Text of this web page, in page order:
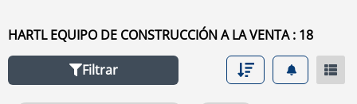
uso, país. Para buscar cualquier equipo usado de venta
haga clic en este enlace
HARTL EQUIPO DE CONSTRUCCIÓN A LA VENTA : 18
Filtrar